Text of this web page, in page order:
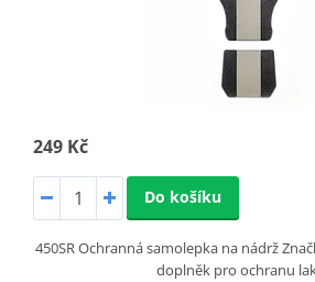
249 Kč
Do košíku
450SR Ochranná samolepka na nádrž
doplněk pro ochranu